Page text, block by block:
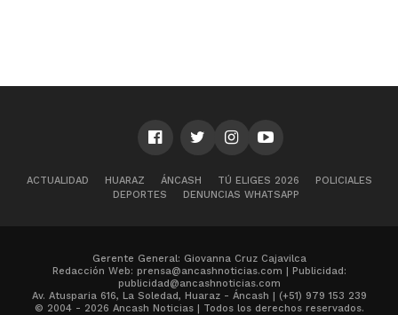
ACTUALIDAD HUARAZ ÁNCASH TÚ ELIGES 2026
POLICIALES
DEPORTES
DENUNCIAS WHATSAPP
Gerente General: Giovanna Cruz Cajavilca
Redacción Web: prensa@ancashnoticias.com | Publicidad:
publicidad@ancashnoticias.com
Av. Atusparia 616, La Soledad, Huaraz - Áncash | (+51) 979 153 239
© 2004 - 2026 Ancash Noticias | Todos los derechos reservados.